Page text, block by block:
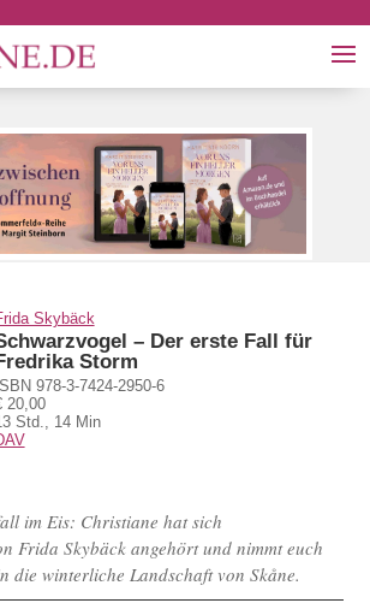
Skybäck
– Der erste Fall für
Storm
ISBN 978-3-7424-2950-6
20,00
Std., 14 Min
im Eis: Christiane hat sich
Frida Skybäck angehört und nimmt euch
die winterliche Landschaft von Skåne.